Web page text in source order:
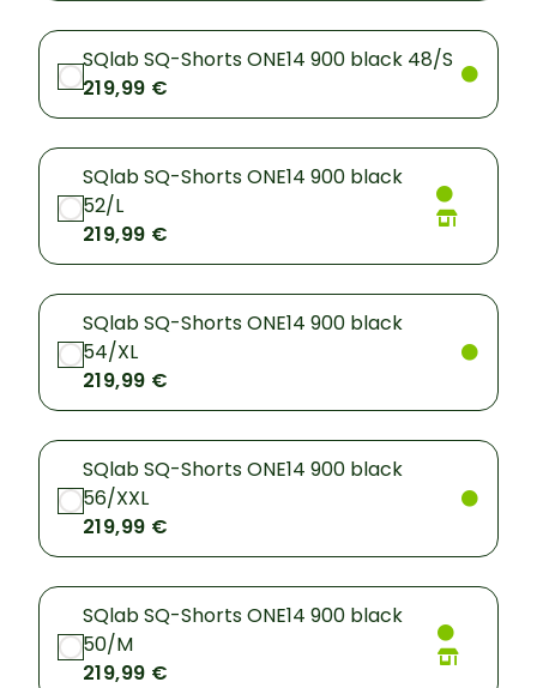
SQlab SQ-Shorts ONE14 900 black 48/S
219,99 €
SQlab SQ-Shorts ONE14 900 black
52/L
219,99 €
SQlab SQ-Shorts ONE14 900 black
54/XL
219,99 €
SQlab SQ-Shorts ONE14 900 black
56/XXL
219,99 €
SQlab SQ-Shorts ONE14 900 black
50/M
219,99 €